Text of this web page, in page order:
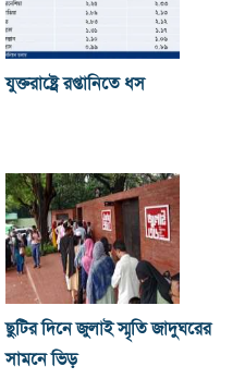
যুক্তরাষ্ট্রে রপ্তানিতে ধস
ছুটির দিনে জুলাই স্মৃতি জাদুঘরের
সামনে ভিড়